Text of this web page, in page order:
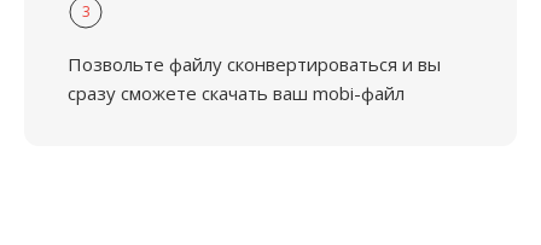
3
Позвольте файлу сконвертироваться и вы
сразу сможете скачать ваш mobi-файл